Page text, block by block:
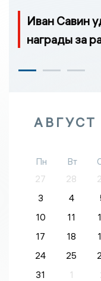
Иван Савин
награды за
АВГУСТ
Пн Вт
27
28
3
4
10
11
17
18
24
25
31
1